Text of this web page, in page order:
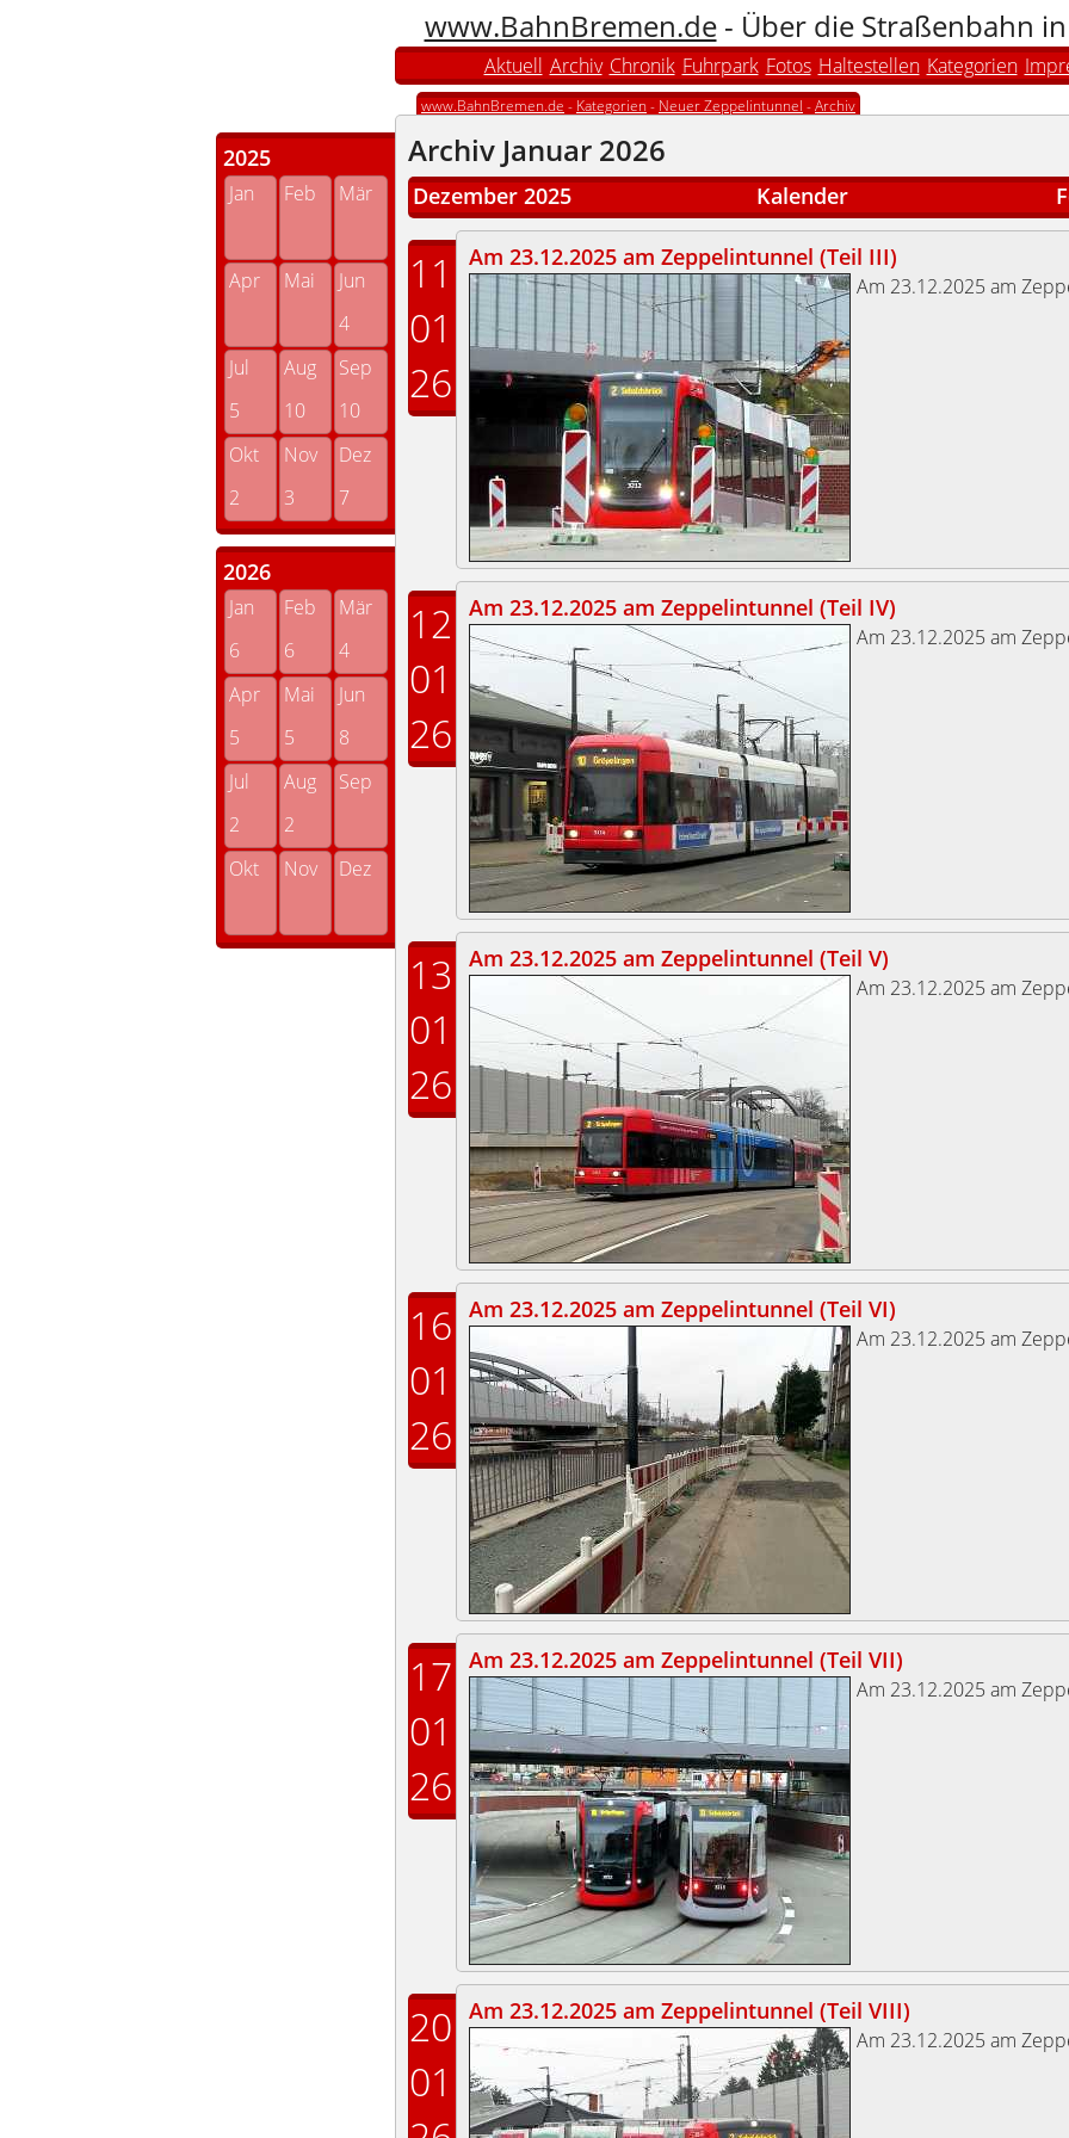
www.BahnBremen.de- Über die Straßenbahn
Aktuell Archiv Chronik Fuhrpark Fotos Haltestellen Kategorien
2025
Jan Feb Mär
Apr Mai
Jun
4
Jul
Aug
Sep
5
10
10
Okt
Nov
Dez
2
3 7
2026
Jan Feb
Mär
6
6
4
Apr
Mai
Jun
5
5
8
Jul
Aug
Sep
2
2
Okt
Nov Dez
www.BahnBremen.de - Kategorien - Neuer Zeppelintunnel -Archiv
Archiv Januar 2026
Dezember 2025 Kalender
11
01
26
Am 23.12.2025 am Zeppelintunnel (Teil III)
Am 23.12.2025 am
12
01
26
Am 23.12.2025 am Zeppelintunnel (Teil IV)
Am 23.12.2025 am
13
01
26
Am 23.12.2025 am Zeppelintunnel (Teil V)
Am 23.12.2025 am
16
01
26
Am 23.12.2025 am Zeppelintunnel (Teil VI)
Am 23.12.2025 am
17
01
26
Am 23.12.2025 am Zeppelintunnel (Teil VII)
Am 23.12.2025 am
20
01
Am 23.12.2025 am Zeppelintunnel (Teil VIII)
Am 23.12.2025 am